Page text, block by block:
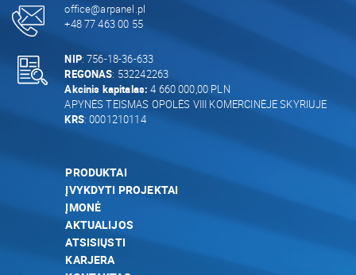
office@arpanel.pl
+48 77 463 00 55
NIP: 756-18-36-633
REGONAS: 532242263
Akcinis kapitalas: 4 660 000,00 PLN
APYNĖS TEISMAS OPOLĖS VIII KOMERCINĖJE SKYRIUJE
KRS: 0001210114
PRODUKTAI
ĮVYKDYTI PROJEKTAI
ĮMONĖ
AKTUALIJOS
ATSISIŲSTI
KARJERA